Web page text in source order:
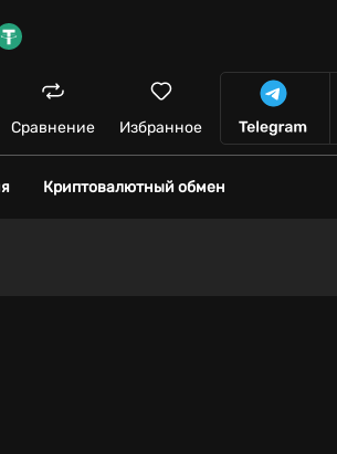
Сравнение Избранное
Криптовалютный обмен